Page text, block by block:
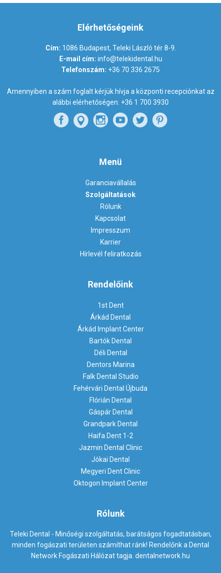
Elérhetőségeink
Cím: 1086 Budapest, Teleki László tér 8-9.
E-mail cím: info@telekidental.hu
Telefonszám: +36 70 336 2675
Amennyiben a szám foglalt kérjük hívja a központi recepciónkat az
alábbi elérhetőségen: +36 1 700 3930
Menü
Garanciavállalás
Szolgáltatások
Rólunk
Kapcsolat
Impresszum
Karrier
Hírlevél feliratkozás
Rendelőink
1st Dent
Árkád Dental
Árkád Implant Center
Bartók Dental
Déli Dental
Dentors Marina
Falk Dental Studio
Fehérvári Dental Újbuda
Flórián Dental
Gáspár Dental
Grandpark Dental
Haifa Dent 1-2
Jazmin Dental Clinic
Jókai Dental
Megyeri Dent Clinic
Oktogon Implant Center
Rólunk
Teleki Dental - Minőségi szolgáltatás, barátságos fogadtatásban,
minden fogászati területen számíthat ránk! Rendelőnk a Dental
Network Fogászati Hálózat tagja. dentalnetwork.hu